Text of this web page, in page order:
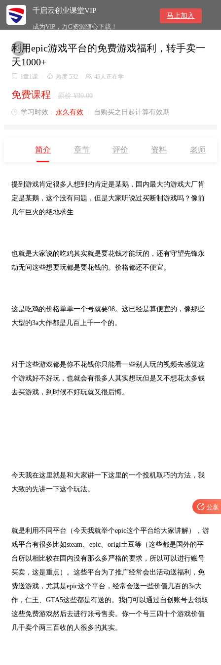
千启云创业课堂VIP
成为VIP，万G资源随心下载！
马上加入

利用epic游戏平台的免费游戏福利，转手卖一
天1000+
 1章1课  热度 532  45人正在学
免费课程 原价 ¥99.00
 学习时效 : 永久有效 自购买之日起计算有效期
简介 章节 评价 资料 老师
提到游戏肯定很多人想到的肯定是某鹅，国内最大的游戏大厂肯
定是某鹅，这个没有问题，但是大家听说过买断制游戏吗？像前
几年巨火的绝地求生
也就是大家说的吃鸡其实就是要花钱才能玩的，还有守望先锋永
劫无间这些想要玩都是要花钱的。价格都还不便宜。
这是吃鸡的价格单单一个号就要98。这已经是算便宜的，像那些
大型的3a大作都是几百上千一个的。
对于这些游戏都是你不花钱你只能看一些别人玩的视频去感觉这
个游戏好不好玩，也就会有很多人其实想玩但是又不想花太多钱
去买游戏，到时候不好玩就又很后悔。
今天我在这里就是和大家讲一下这里的一个投机取巧的方法，我
大致的先讲一下这个玩法。
就是利用不同平台（今天我就举个epic这个平台给大家讲解），游
戏平台有很多比如steam、 epic、 origi土豆等（这些都是国外的平
台所以相比较在国内没有那么多严格的要求，所以可以进行账号
买卖，这是重点）。这些平台为了推广经常会出活动送福利，免
费送游戏，尤其是epic这个平台，经常会送一些价值几百的3a大
作，仁王、 GTA5这些都是有送的。我们可以通过自创账号去领取
这些免费游戏然后去进行账号售卖。你一个号三四十个游戏价值
几千卖个两三百收的人很多的其实。
 分享